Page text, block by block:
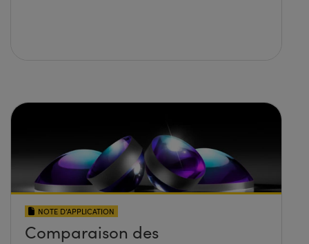
NOTE D’APPLICATION
Comparaison des